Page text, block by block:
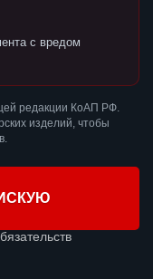
с вредом
редакции КоАП РФ.
изделий, чтобы